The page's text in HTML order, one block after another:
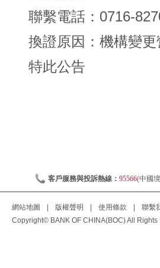
聯繫電話：0716-
換證原因：機構變
特此公告
客戶服務與投訴熱線： 95566(中國
網站地圖 版權聲明 使用條款 聯繫
Copyright© BANK OF CHINA(BOC) All Rights